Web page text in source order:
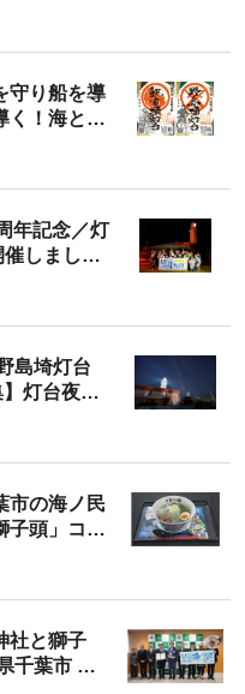
守り船を導
く！海と灯
うだいご
年記念／灯
しまし
島埼灯台
灯台夜間
！
市の海ノ民
子頭」コラ
「田子作本
売開始！
社と獅子
千葉市 神